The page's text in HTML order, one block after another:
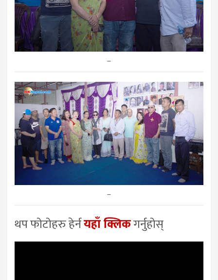
–
–
थप फोटोहरु हेर्नयहाँ क्लिकगर्नुहोस्